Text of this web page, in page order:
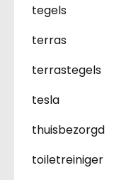
tegels
terras
terrastegels
tesla
thuisbezorgd
toiletreiniger